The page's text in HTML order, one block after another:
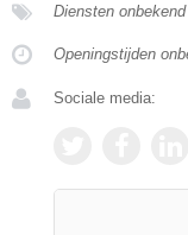
Diensten onbekend
Openingstijden
Sociale media: